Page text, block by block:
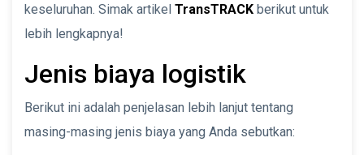
keseluruhan. Simak artikel TransTRACK berikut untuk
lebih lengkapnya!
Jenis biaya logistik
Berikut ini adalah penjelasan lebih lanjut tentang
masing-masing jenis biaya yang Anda sebutkan: